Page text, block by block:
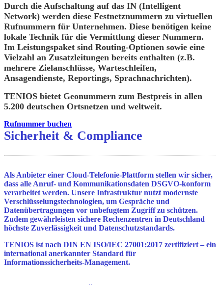
Durch die Aufschaltung auf das IN (Intelligent
Network) werden diese Festnetznummern zu virtuellen
Rufnummern für Unternehmen. Diese benötigen keine
lokale Technik für die Vermittlung dieser Nummern.
Im Leistungspaket sind Routing-Optionen sowie eine
Vielzahl an Zusatzleitungen bereits enthalten (z.B.
mehrere Zielanschlüsse, Warteschleifen,
Ansagendienste, Reportings, Sprachnachrichten).
TENIOS bietet Geonummern zum Bestpreis in allen
5.200 deutschen Ortsnetzen und weltweit.
Rufnummer buchen
Sicherheit & Compliance
Als Anbieter einer Cloud-Telefonie-Plattform stellen wir sicher,
dass alle Anruf- und Kommunikationsdaten DSGVO-konform
verarbeitet werden. Unsere Infrastruktur nutzt modernste
Verschlüsselungstechnologien, um Gespräche und
Datenübertragungen vor unbefugtem Zugriff zu schützen.
Zudem gewährleisten sichere Rechenzentren in Deutschland
höchste Zuverlässigkeit und Datenschutzstandards.
TENIOS ist nach DIN EN ISO/IEC 27001:2017 zertifiziert – ein
international anerkannter Standard für
Informationssicherheits-Management.